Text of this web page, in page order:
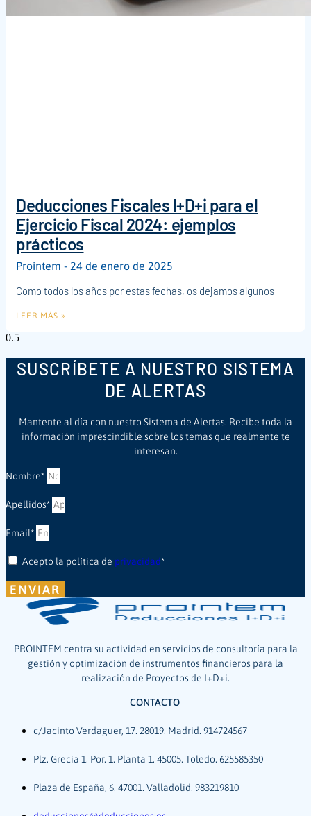
Deducciones Fiscales I+D+i para el
Ejercicio Fiscal 2024: ejemplos
prácticos
Prointem
24 de enero de 2025
Como todos los años por estas fechas, os dejamos algunos
LEER MÁS »
SUSCRÍBETE A NUESTRO SISTEMA
DE ALERTAS
Mantente al día con nuestro Sistema de Alertas. Recibe toda la
información imprescindible sobre los temas que realmente te
interesan.
Nombre*
Apellidos*
Email*
Acepto la política de privacidad*
ENVIAR
PROINTEM centra su actividad en servicios de consultoría para la
gestión y optimización de instrumentos financieros para la
realización de Proyectos de I+D+i.
CONTACTO
c/Jacinto Verdaguer, 17. 28019. Madrid. 914724567
Plz. Grecia 1. Por. 1. Planta 1. 45005. Toledo. 625585350
Plaza de España, 6. 47001. Valladolid. 983219810